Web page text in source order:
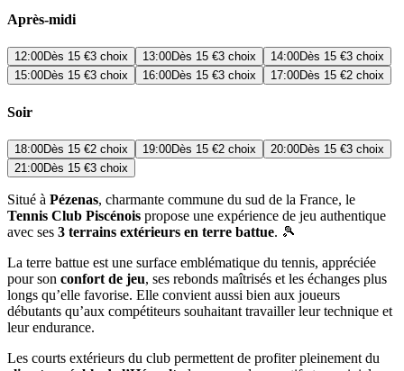
Après-midi
12:00Dès 15 €3 choix 13:00Dès 15 €3 choix 14:00Dès 15 €3 choix
15:00Dès 15 €3 choix 16:00Dès 15 €3 choix 17:00Dès 15 €2 choix
Soir
18:00Dès 15 €2 choix 19:00Dès 15 €2 choix 20:00Dès 15 €3 choix
21:00Dès 15 €3 choix
Situé à Pézenas, charmante commune du sud de la France, le
Tennis Club Piscénois propose une expérience de jeu authentique
avec ses 3 terrains extérieurs en terre battue. 🎾
La terre battue est une surface emblématique du tennis, appréciée
pour son confort de jeu, ses rebonds maîtrisés et les échanges plus
longs qu’elle favorise. Elle convient aussi bien aux joueurs
débutants qu’aux compétiteurs souhaitant travailler leur technique et
leur endurance.
Les courts extérieurs du club permettent de profiter pleinement du